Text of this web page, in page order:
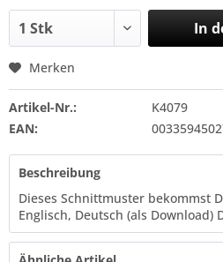
In
Merken
Artikel-Nr.:
K4079
EAN:
Beschreibung
Dieses Schnittmuster bekommst
Englisch, Deutsch (als Download)